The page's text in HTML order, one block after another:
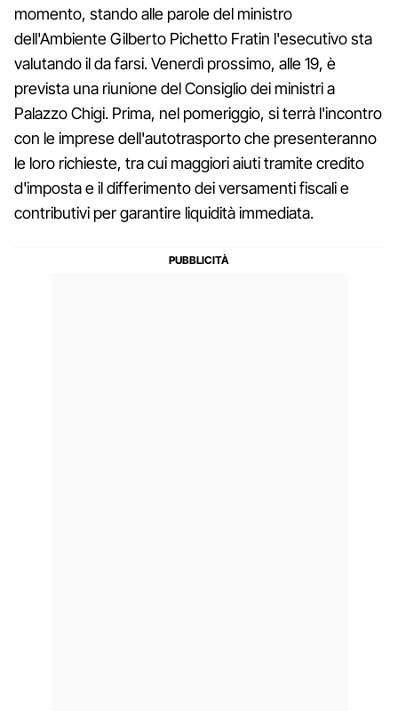
momento, stando alle parole del ministro
dell'Ambiente Gilberto Pichetto Fratin l'esecutivo sta
valutando il da farsi. Venerdì prossimo, alle 19, è
prevista una riunione del Consiglio dei ministri a
Palazzo Chigi. Prima, nel pomeriggio, si terrà l'incontro
con le imprese dell'autotrasporto che presenteranno
le loro richieste, tra cui maggiori aiuti tramite credito
d'imposta e il differimento dei versamenti fiscali e
contributivi per garantire liquidità immediata.